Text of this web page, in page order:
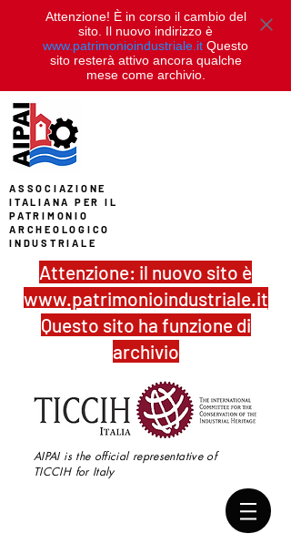
Attenzione! È in corso il cambio del
sito. Il nuovo indirizzo è
www.patrimonioindustriale.it Questo
sito resterà attivo ancora qualche
mese come archivio.
ASSOCIAZIONE
ITALIANA PER IL
PATRIMONIO
ARCHEOLOGICO
INDUSTRIALE
Attenzione: il nuovo sito è
www.patrimonioindustriale.it
Questo sito ha funzione di
archivio
AIPAI is the official representative of
TICCIH for Italy